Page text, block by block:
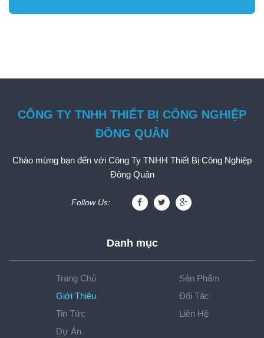
CÔNG TY TNHH THIẾT BỊ CÔNG NGHIỆP
ĐÔNG QUÂN
Chào mừng bạn đến với Công Ty TNHH Thiết Bị Công Nghiệp
Đông Quân
Follow Us:
Danh mục
Trang Chủ
Giới Thiệu
Tin Tức
Dự Án
Sản Phẩm
Đối Tác
Liên Hệ